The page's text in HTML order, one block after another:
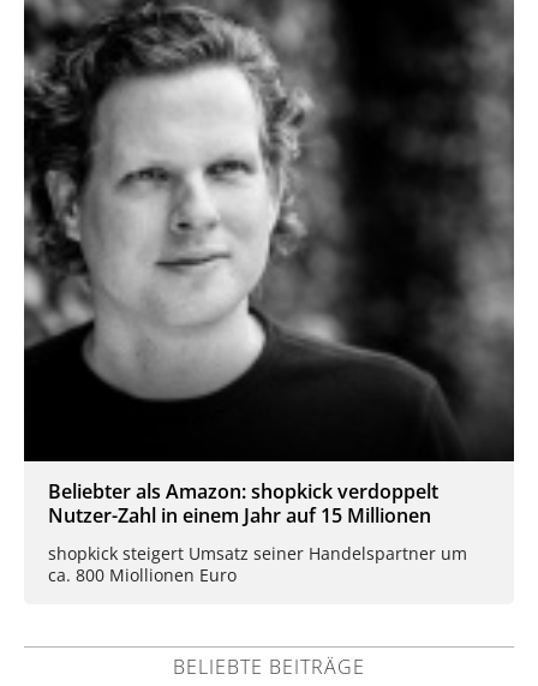
Beliebter als Amazon: shopkick verdoppelt
Nutzer-Zahl in einem Jahr auf 15 Millionen
shopkick steigert Umsatz seiner Handelspartner um
ca. 800 Miollionen Euro
BELIEBTE BEITRÄGE